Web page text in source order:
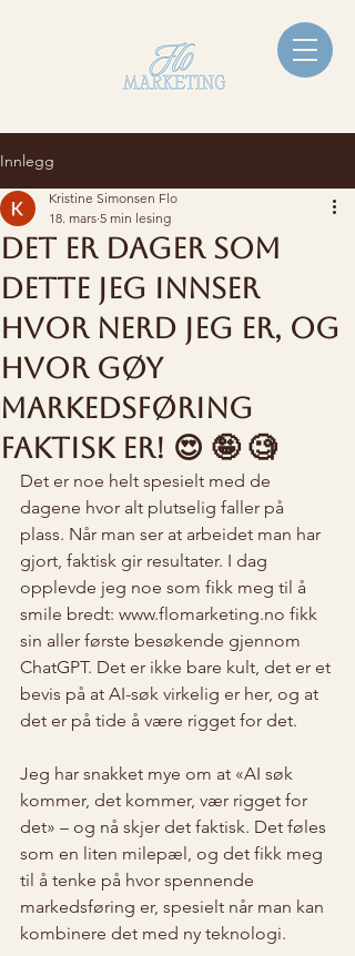
Innlegg
Det er dager som
dette jeg innser
hvor nerd jeg er, og
hvor gøy
markedsføring
faktisk er! 😍 🤪 🧐
Kristine Simonsen Flo
18. mars 5 min lesing
Det er noe helt spesielt med de
dagene hvor alt plutselig faller på
plass. Når man ser at arbeidet man har
gjort, faktisk gir resultater. I dag
opplevde jeg noe som fikk meg til å
smile bredt: www.flomarketing.no fikk
sin aller første besøkende gjennom
ChatGPT. Det er ikke bare kult, det er et
bevis på at AI-søk virkelig er her, og at
det er på tide å være rigget for det.
Jeg har snakket mye om at «AI søk
kommer, det kommer, vær rigget for
det» – og nå skjer det faktisk. Det føles
som en liten milepæl, og det fikk meg
til å tenke på hvor spennende
markedsføring er, spesielt når man kan
kombinere det med ny teknologi.